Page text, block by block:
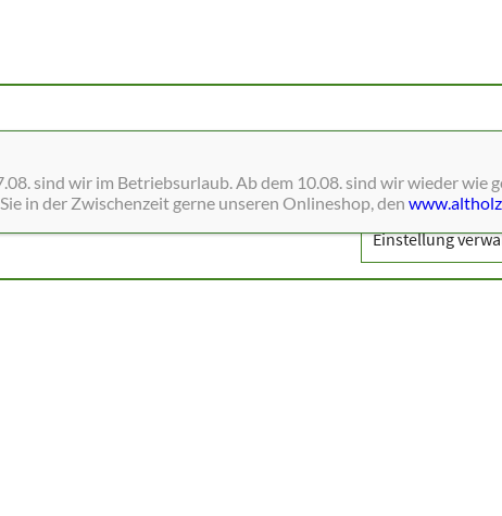
sind wir im Betriebsurlaub. Ab dem 10.08. sind wir wieder wie
in der Zwischenzeit gerne unseren Onlineshop, den
Dienste wie Schriften, Blätterkataloge, Social-Media und
Einstellung